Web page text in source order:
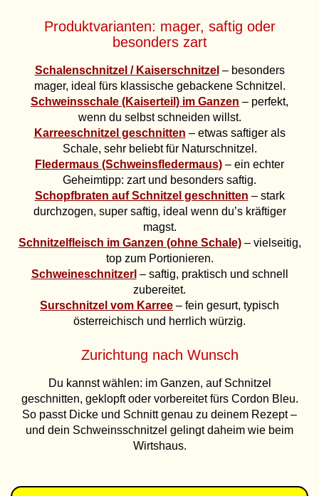
Produktvarianten: mager, saftig oder
besonders zart
Schalenschnitzel / Kaiserschnitzel – besonders
mager, ideal fürs klassische gebackene Schnitzel.
Schweinsschale (Kaiserteil) im Ganzen – perfekt,
wenn du selbst schneiden willst.
Karreeschnitzel geschnitten – etwas saftiger als
Schale, sehr beliebt für Naturschnitzel.
Fledermaus (Schweinsfledermaus) – ein echter
Geheimtipp: zart und besonders saftig.
Schopfbraten auf Schnitzel geschnitten – stark
durchzogen, super saftig, ideal wenn du’s kräftiger
magst.
Schnitzelfleisch im Ganzen (ohne Schale)– vielseitig,
top zum Portionieren.
Schweineschnitzerl – saftig, praktisch und schnell
zubereitet.
Surschnitzel vom Karree – fein gesurt, typisch
österreichisch und herrlich würzig.
Zurichtung nach Wunsch
Du kannst wählen: im Ganzen, auf Schnitzel
geschnitten, geklopft oder vorbereitet fürs Cordon Bleu.
So passt Dicke und Schnitt genau zu deinem Rezept –
und dein Schweinsschnitzel gelingt daheim wie beim
Wirtshaus.